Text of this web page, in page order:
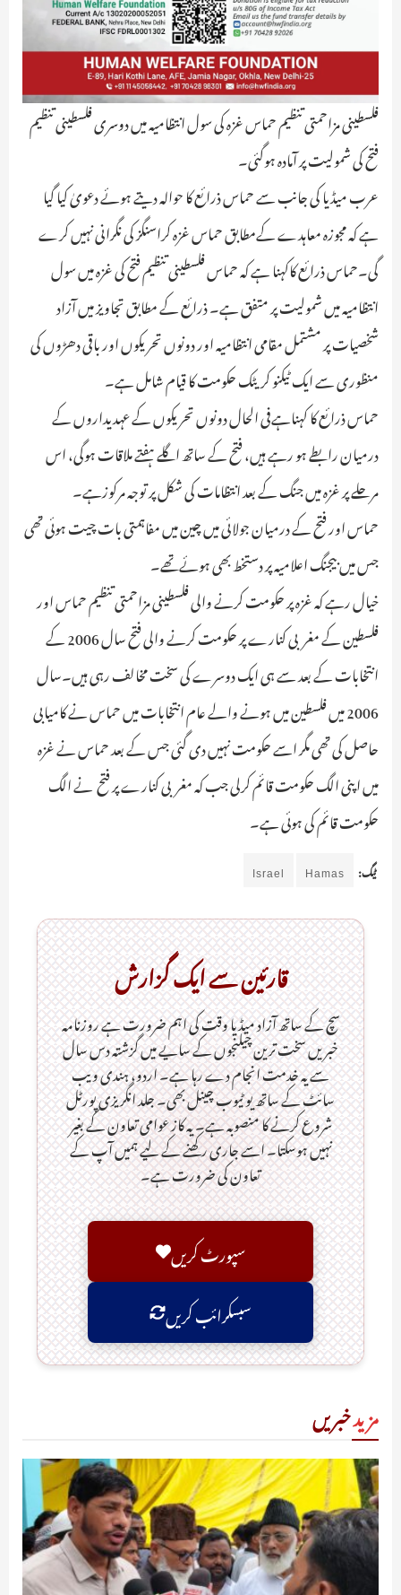
فلسطینی مزاحمتی تنظیم حماس غزہ کی سول انتظامیہ میں دوسری فلسطینی تنظیم
فتح کی شمولیت پر آمادہ ہوگئی۔
عرب میڈیا کی جانب سے حماس ذرائع کا حوالہ دیتے ہوئے دعویٰ کیا گیا
ہے کہ مجوزہ معاہدے کےمطابق حماس غزہ کراسنگز کی نگرانی نہیں کرے
گی۔حماس ذرائع کاکہنا ہے کہ حماس فلسطینی تنظیم فتح کی غزہ میں سول
انتظامیہ میں شمولیت پر متفق ہے۔ ذرائع کے مطابق تجاویز میں آزاد
شخصیات پر مشتمل مقامی انتظامیہ اور دونوں تحریکوں اور باقی دھڑوں کی
منظوری سے ایک ٹیکنو کریٹک حکومت کا قیام شامل ہے۔
حماس ذرائع کا کہناہےفی الحال دونوں تحریکوں کے عہدیداروں کے
درمیان رابطے ہو رہے ہیں، فتح کے ساتھ اگلے ہفتے ملاقات ہوگی، اس
مرحلے پر غزہ میں جنگ کے بعد انتظامات کی شکل پر توجہ مرکوزہے۔
حماس اور فتح کے درمیان جولائی میں چین میں مفاہمتی بات چیت ہوئی تھی
جس میں بیجنگ اعلامیہ پر دستخط بھی ہوئےتھے۔
خیال رہے کہ غزہ پر حکومت کرنے والی فلسطینی مزاحمتی تنظیم حماس اور
فلسطین کے مغربی کنارے پر حکومت کرنے والی فتح سال 2006 کے
انتخابات کے بعد سے ہی ایک دوسرے کی سخت مخالف رہی ہیں۔سال
2006 میں فلسطین میں ہونے والے عام انتخابات میں حماس نے کامیابی
حاصل کی تھی مگر اسے حکومت نہیں دی گئی جس کے بعد حماس نے غزہ
میں اپنی الگ حکومت قائم کرلی جب کہ مغربی کنارے پر فتح نے الگ
حکومت قائم کی ہوئی ہے۔
ٹیگ: Hamas
Israel
قارئین سے ایک گزارش
سچ کے ساتھ آزاد میڈیا وقت کی اہم ضرورت ہےـ روزنامہ
خبریں سخت ترین چیلنجوں کے سایے میں گزشتہ دس سال
سے یہ خدمت انجام دے رہا ہے۔ اردو، ہندی ویب
سائٹ کے ساتھ یو ٹیوب چینل بھی۔ جلد انگریزی پورٹل
شروع کرنے کا منصوبہ ہے۔ یہ کاز عوامی تعاون کے بغیر
نہیں ہوسکتا۔ اسے جاری رکھنے کے لیے ہمیں آپ کے
تعاون کی ضرورت ہے۔
سپورٹ کریں
سبسکرائب کریں
مزیدخبریں